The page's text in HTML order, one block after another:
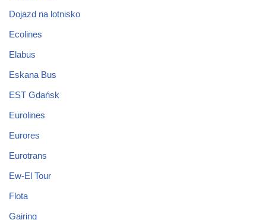
Dojazd na lotnisko
Ecolines
Elabus
Eskana Bus
EST Gdańsk
Eurolines
Eurores
Eurotrans
Ew-El Tour
Flota
Gairing